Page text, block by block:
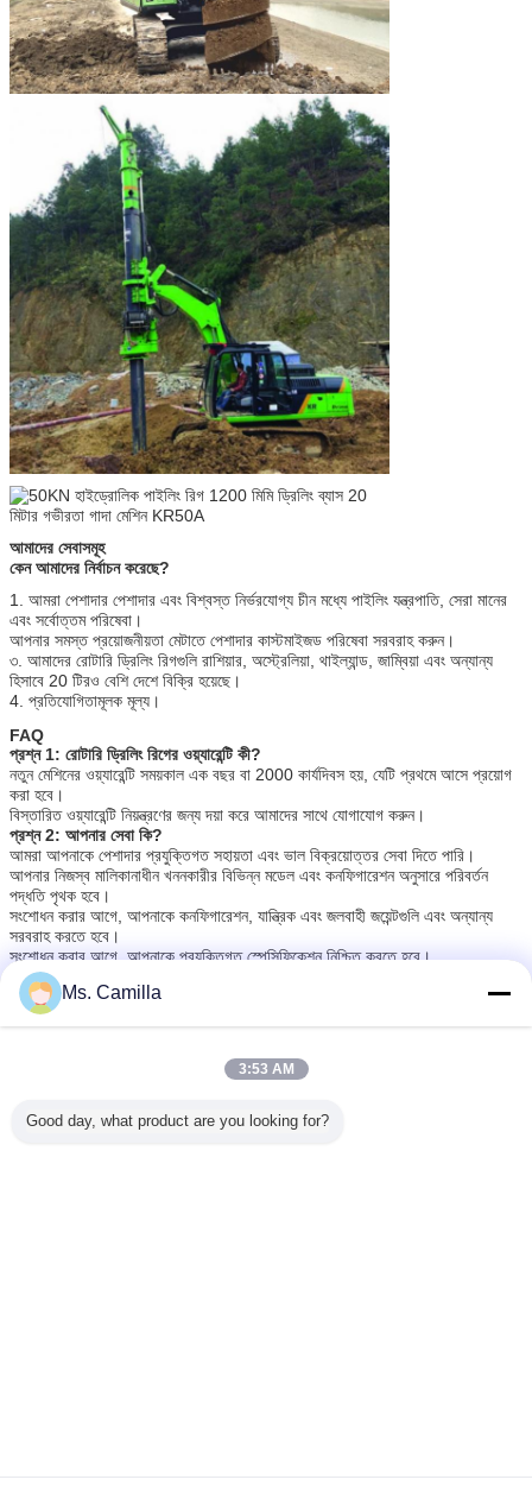
আমাদের সেবাসমূহ
কেন আমাদের নির্বাচন করেছে?
1. আমরা পেশাদার পেশাদার এবং বিশ্বস্ত নির্ভরযোগ্য চীন মধ্যে পাইলিং যন্ত্রপাতি, সেরা মানের
এবং সর্বোত্তম পরিষেবা।
আপনার সমস্ত প্রয়োজনীয়তা মেটাতে পেশাদার কাস্টমাইজড পরিষেবা সরবরাহ করুন।
৩. আমাদের রোটারি ড্রিলিং রিগগুলি রাশিয়ার, অস্ট্রেলিয়া, থাইল্যান্ড, জাম্বিয়া এবং অন্যান্য
হিসাবে 20 টিরও বেশি দেশে বিক্রি হয়েছে।
4. প্রতিযোগিতামূলক মূল্য।
FAQ
প্রশ্ন 1: রোটারি ড্রিলিং রিগের ওয়্যারেন্টি কী?
নতুন মেশিনের ওয়্যারেন্টি সময়কাল এক বছর বা 2000 কার্যদিবস হয়, যেটি প্রথমে আসে প্রয়োগ
করা হবে।
বিস্তারিত ওয়্যারেন্টি নিয়ন্ত্রণের জন্য দয়া করে আমাদের সাথে যোগাযোগ করুন।
প্রশ্ন 2: আপনার সেবা কি?
আমরা আপনাকে পেশাদার প্রযুক্তিগত সহায়তা এবং ভাল বিক্রয়োত্তর সেবা দিতে পারি।
আপনার নিজস্ব মালিকানাধীন খননকারীর বিভিন্ন মডেল এবং কনফিগারেশন অনুসারে পরিবর্তন
পদ্ধতি পৃথক হবে।
সংশোধন করার আগে, আপনাকে কনফিগারেশন, যান্ত্রিক এবং জলবাহী জয়েন্টগুলি এবং অন্যান্য
সরবরাহ করতে হবে।
সংশোধন করার আগে, আপনাকে প্রযুক্তিগত স্পেসিফিকেশন নিশ্চিত করতে হবে।
কিভাবে আমাদের সাথে যোগাযোগ করুন?
Ms. Camilla
3:53 AM
Good day, what product are you looking for?